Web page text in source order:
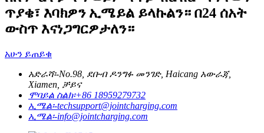
ጥያቄ፣ እባክዎን ኢሜይል ይላኩልን። በ24 ሰአት
ውስጥ እናነጋግርዎታለን።
አሁን ይጠይቁ
አድራሻ፡-No.98, ደቡብ ዶንግፉ መንገድ, Haicang አውራጃ,
Xiamen, ቻይና
ሞባይል ስልክ፡+86 18959279732
ኢሜል፡-techsupport@jointcharging.com
ኢሜል፡-info@jointcharging.com